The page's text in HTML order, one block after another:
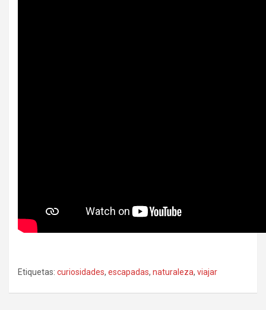
Etiquetas: curiosidades, escapadas, naturaleza, viajar